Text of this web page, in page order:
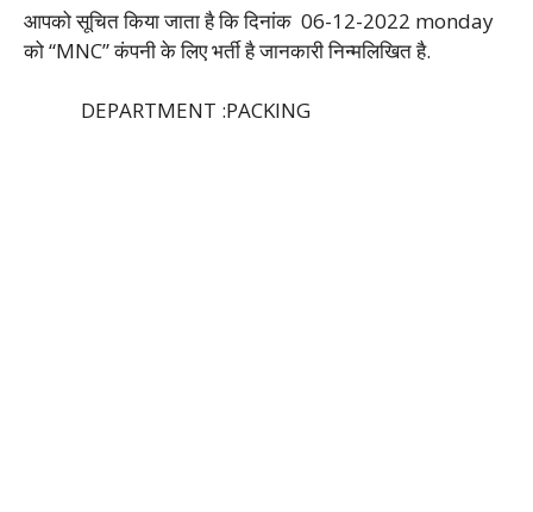
आपको सूचित किया जाता है कि दिनांक 06-12-2022 monday
को “MNC” कंपनी के लिए भर्ती है जानकारी निन्मलिखित है.
DEPARTMENT :PACKING